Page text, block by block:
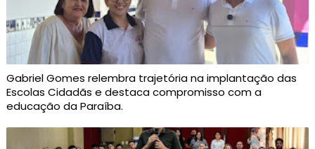
Gabriel Gomes relembra trajetória na implantação das
Escolas Cidadãs e destaca compromisso com a
educação da Paraíba.